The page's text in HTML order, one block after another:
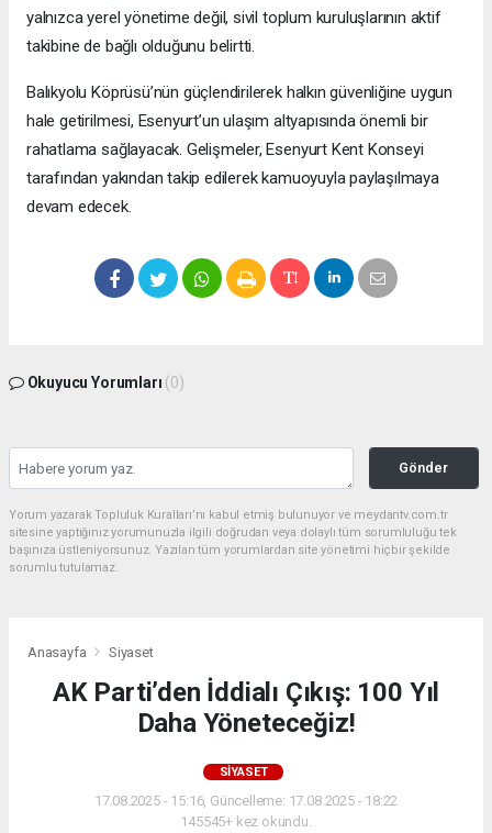
yalnızca yerel yönetime değil, sivil toplum kuruluşlarının aktif
takibine de bağlı olduğunu belirtti.
Balıkyolu Köprüsü’nün güçlendirilerek halkın güvenliğine uygun
hale getirilmesi, Esenyurt’un ulaşım altyapısında önemli bir
rahatlama sağlayacak. Gelişmeler, Esenyurt Kent Konseyi
tarafından yakından takip edilerek kamuoyuyla paylaşılmaya
devam edecek.
Okuyucu Yorumları (0)
Gönder
Yorum yazarak Topluluk Kuralları’nı kabul etmiş bulunuyor ve meydantv.com.tr
sitesine yaptığınız yorumunuzla ilgili doğrudan veya dolaylı tüm sorumluluğu tek
başınıza üstleniyorsunuz. Yazılan tüm yorumlardan site yönetimi hiçbir şekilde
sorumlu tutulamaz.
Anasayfa Siyaset
AK Parti’den İddialı Çıkış: 100 Yıl
Daha Yöneteceğiz!
SIYASET
17.08.2025 - 15:16, Güncelleme: 17.08.2025 - 18:22
145545+ kez okundu.